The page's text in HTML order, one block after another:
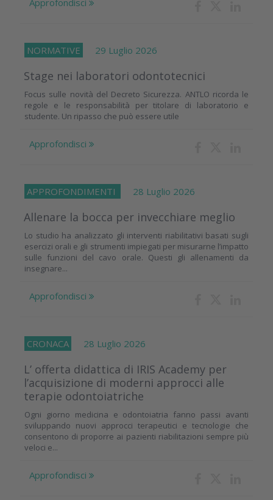
NORMATIVE 29 Luglio 2026
Stage nei laboratori odontotecnici
Focus sulle novità del Decreto Sicurezza. ANTLO ricorda le
regole e le responsabilità per titolare di laboratorio e
studente. Un ripasso che può essere utile
Approfondisci
APPROFONDIMENTI 28 Luglio 2026
Allenare la bocca per invecchiare meglio
Lo studio ha analizzato gli interventi riabilitativi basati sugli
esercizi orali e gli strumenti impiegati per misurarne l’impatto
sulle funzioni del cavo orale. Questi gli allenamenti da
insegnare...
Approfondisci
CRONACA 28 Luglio 2026
L’ offerta didattica di IRIS Academy per
l’acquisizione di moderni approcci alle
terapie odontoiatriche
Ogni giorno medicina e odontoiatria fanno passi avanti
sviluppando nuovi approcci terapeutici e tecnologie che
consentono di proporre ai pazienti riabilitazioni sempre più
veloci e...
Approfondisci